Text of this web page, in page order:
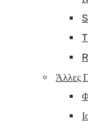
Άλλες